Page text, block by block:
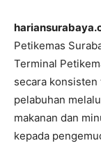
Petikemas
Terminal
secara
pelabuhan
makanan dan
kepada